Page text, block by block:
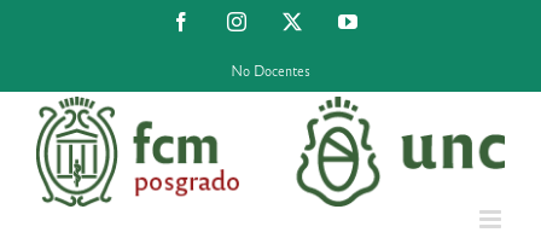
FacebookInstagram YouTube
No Docentes